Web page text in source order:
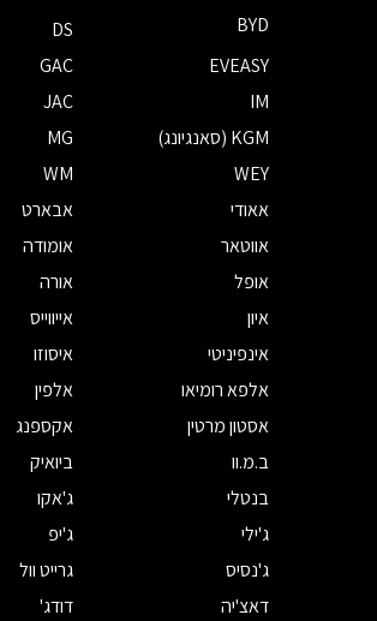
BYD
DS
EVEASY
GAC
IM
JAC
KGM (סאנגיונג)
MG
WEY
WM
אאודי
אבארט
אווטאר
אומודה
אופל
אורה
איון
אייווייס
אינפיניטי
איסוזו
אלפא רומיאו
אלפין
אסטון מרטין
אקספנג
ב.מ.וו
ביואיק
בנטלי
ג'אקו
ג'ילי
ג'יפ
ג'נסיס
גרייט וול
דאצ'יה
דודג'